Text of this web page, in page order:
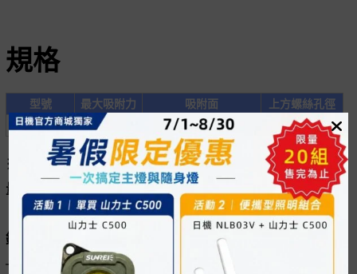
規格
型號 最大吸附力 吸附面
上方螺絲孔徑
NM-B30
30kgf 底面（V型）、後面 M 5×0.8 P
※此商品要達最大吸力，需吸附在具有一定厚度且含鐵
量達一定比例之金屬板件。
消費者購買前，請先斟酌所要吸附的板材的厚度與含
鐵量是否足夠，並非所有材質皆能達到最大吸力。